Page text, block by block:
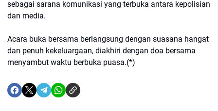
sebagai sarana komunikasi yang terbuka antara kepolisian
dan media.
Acara buka bersama berlangsung dengan suasana hangat
dan penuh kekeluargaan, diakhiri dengan doa bersama
menyambut waktu berbuka puasa.(*)